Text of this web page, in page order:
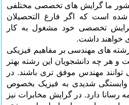
ما گرایش های تخصصی مختلفی
است که اگر فارغ التحصیلان
تخصصی خود مشغول به کار
خواهند داشت.
های مهندسی بر مفاهیم فیزیکی
و هر چه دانشجویان این رشته بهتر
توانند مهندس موفق تری باشند. در
وابستگی شدیدی به فیزیک بخصوص
رسانا دارد. در گرایش مخابرات نیز